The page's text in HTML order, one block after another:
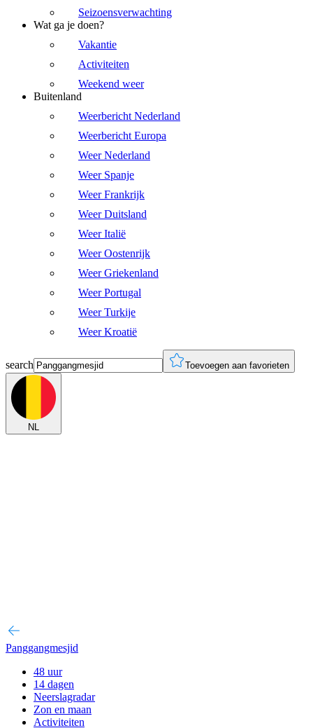
Seizoensverwachting
Wat ga je doen?
Vakantie
Activiteiten
Weekend weer
Buitenland
Weerbericht Nederland
Weerbericht Europa
Weer Nederland
Weer Spanje
Weer Frankrijk
Weer Duitsland
Weer Italië
Weer Oostenrijk
Weer Griekenland
Weer Portugal
Weer Turkije
Weer Kroatië
search Toevoegen aan favorieten
NL
Panggangmesjid
48 uur
14 dagen
Neerslagradar
Zon en maan
Activiteiten